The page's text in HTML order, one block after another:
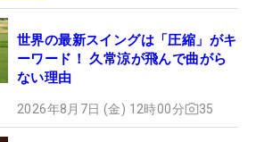
世界の最新スイングは「圧縮」がキ
ーワード！ 久常涼が飛んで曲がら
ない理由
2026年8月7日 (金) 12時00分 35